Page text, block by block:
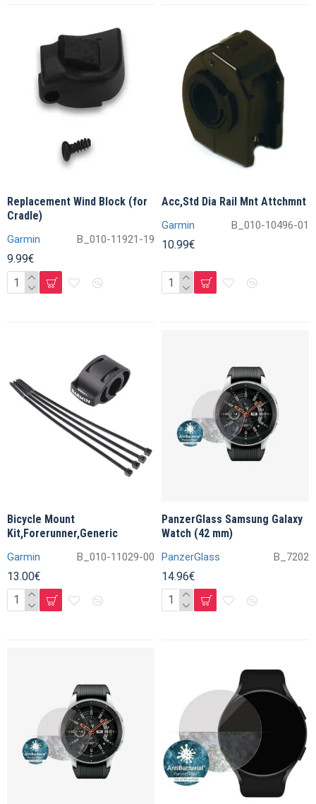
Garmin B_010-11921-19
Replacement Wind Block (for
Cradle)
9.99€
Garmin B_010-10496-01
Acc,Std Dia Rail Mnt Attchmnt
10.99€
Garmin B_010-11029-00
Bicycle Mount
Kit,Forerunner,Generic
13.00€
PanzerGlass B_7202
PanzerGlass Samsung Galaxy
Watch (42 mm)
14.96€